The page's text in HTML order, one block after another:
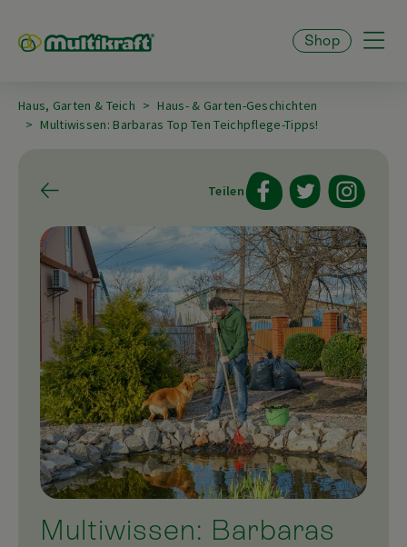
Shop
Haus, Garten & Teich
Haus- & Garten-Geschichten
Multiwissen: Barbaras Top Ten Teichpflege-Tipps!
Teilen
Multiwissen: Barbaras